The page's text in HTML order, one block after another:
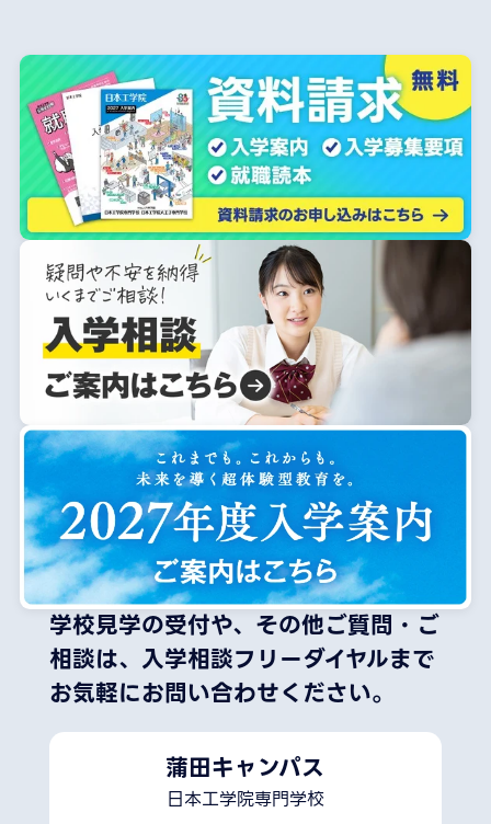
学校見学の受付や、その他ご質問・ご
相談は、 入学相談フリーダイヤルまで
お気軽にお問い合わせください。
蒲田キャンパス
日本工学院専門学校